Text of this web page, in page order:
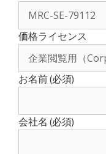
価格ライセンス
お名前 (必須)
会社名 (必須)